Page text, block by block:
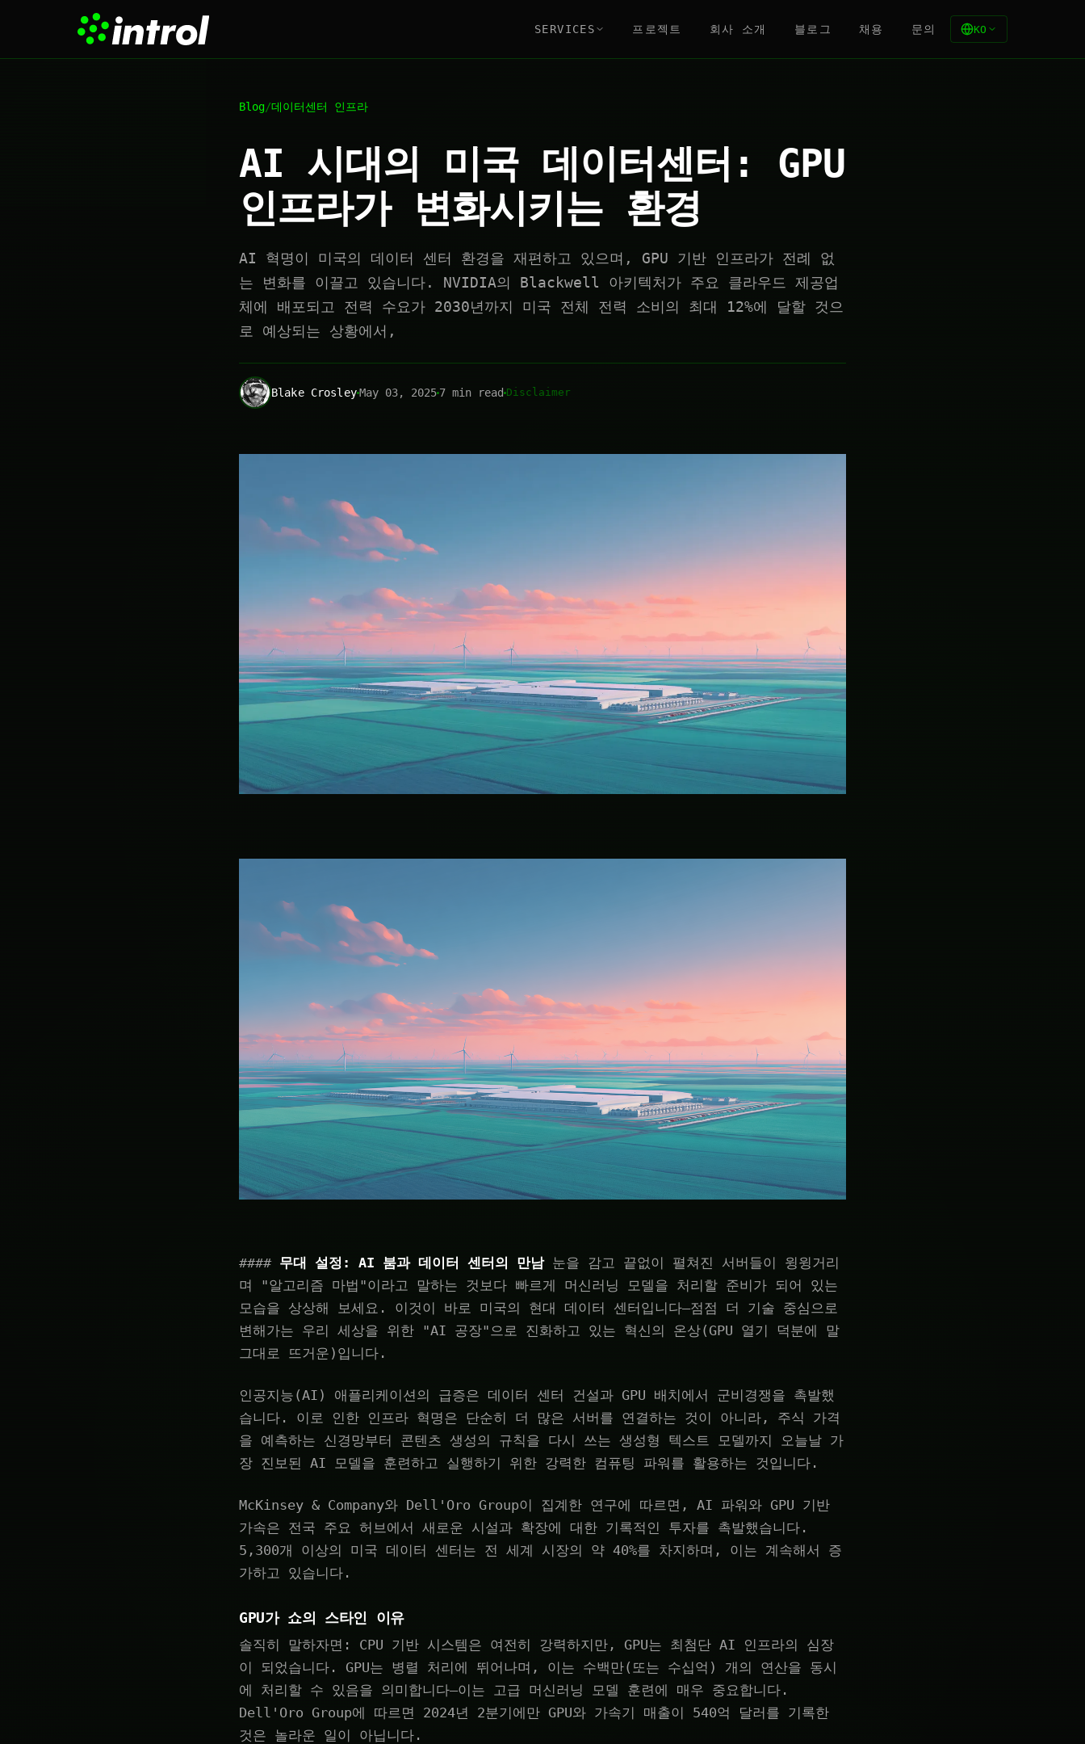
SERVICES 프로젝트 회사 소개 블로그 채용 문의 KO
Blog/데이터센터 인프라
AI 시대의 미국 데이터센터: GPU
인프라가 변화시키는 환경
AI 혁명이 미국의 데이터 센터 환경을 재편하고 있으며, GPU 기반 인프라가 전례 없
는 변화를 이끌고 있습니다. NVIDIA의 Blackwell 아키텍처가 주요 클라우드 제공업
체에 배포되고 전력 수요가 2030년까지 미국 전체 전력 소비의 최대 12%에 달할 것으
로 예상되는 상황에서,
Blake CrosleyMay 03, 20257 min read Disclaimer
#### 무대 설정: AI 붐과 데이터 센터의 만남눈을 감고 끝없이 펼쳐진 서버들이 윙윙거리
며 "알고리즘 마법"이라고 말하는 것보다 빠르게 머신러닝 모델을 처리할 준비가 되어 있는
모습을 상상해 보세요. 이것이 바로 미국의 현대 데이터 센터입니다—점점 더 기술 중심으로
변해가는 우리 세상을 위한 "AI 공장"으로 진화하고 있는 혁신의 온상(GPU 열기 덕분에 말
그대로 뜨거운)입니다.
인공지능(AI) 애플리케이션의 급증은 데이터 센터 건설과 GPU 배치에서 군비경쟁을 촉발했
습니다. 이로 인한 인프라 혁명은 단순히 더 많은 서버를 연결하는 것이 아니라, 주식 가격
을 예측하는 신경망부터 콘텐츠 생성의 규칙을 다시 쓰는 생성형 텍스트 모델까지 오늘날 가
장 진보된 AI 모델을 훈련하고 실행하기 위한 강력한 컴퓨팅 파워를 활용하는 것입니다.
McKinsey & Company와 Dell'Oro Group이 집계한 연구에 따르면, AI 파워와 GPU 기반
가속은 전국 주요 허브에서 새로운 시설과 확장에 대한 기록적인 투자를 촉발했습니다.
5,300개 이상의 미국 데이터 센터는 전 세계 시장의 약 40%를 차지하며, 이는 계속해서 증
가하고 있습니다.
GPU가 쇼의 스타인 이유
솔직히 말하자면: CPU 기반 시스템은 여전히 강력하지만, GPU는 최첨단 AI 인프라의 심장
이 되었습니다. GPU는 병렬 처리에 뛰어나며, 이는 수백만(또는 수십억) 개의 연산을 동시
에 처리할 수 있음을 의미합니다—이는 고급 머신러닝 모델 훈련에 매우 중요합니다.
Dell'Oro Group에 따르면 2024년 2분기에만 GPU와 가속기 매출이 540억 달러를 기록한
것은 놀라운 일이 아닙니다.